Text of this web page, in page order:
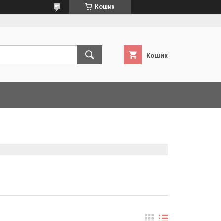
Кошик
Кошик